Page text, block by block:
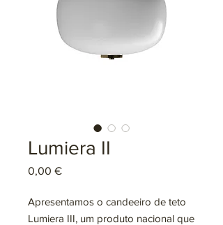
Lumiera II
0,00 €Preço
Apresentamos o candeeiro de teto
Lumiera III, um produto nacional que